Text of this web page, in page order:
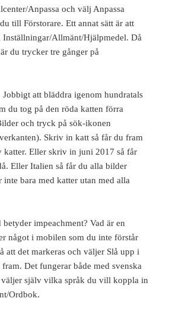
Anpassa och välj Anpassa
till Förstorare. Ett annat sätt är att
Inställningar/Allmänt/Hjälpmedel. Då
du trycker tre gånger på
Jobbigt att bläddra igenom hundratals
du tog på den röda katten förra
och tryck på sök-ikonen
Skriv in katt så får du fram
katter. Eller skriv in juni 2017 så får
Eller Italien så får du alla bilder
inte bara med katter utan med alla
betyder impeachment? Vad är en
något i mobilen som du inte förstår
att det markeras och väljer Slå upp i
Det fungerar både med svenska
väljer själv vilka språk du vill koppla in
Ordbok.